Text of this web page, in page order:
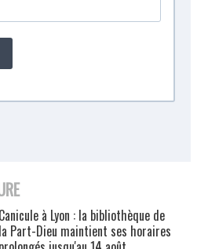
Canicule à Lyon : la bibliothèque de
la Part-Dieu maintient ses horaires